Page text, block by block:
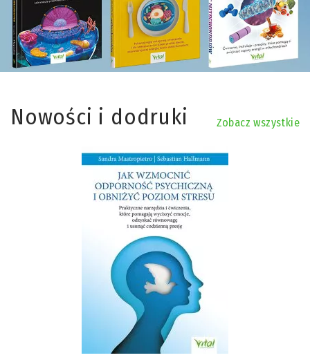
Nowości i dodruki Zobacz wszystkie